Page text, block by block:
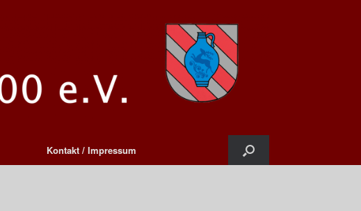
Kontakt / Impressum